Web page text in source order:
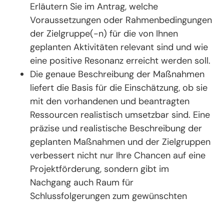
Erläutern Sie im Antrag, welche
Voraussetzungen oder Rahmenbedingungen
der Zielgruppe(-n) für die von Ihnen
geplanten Aktivitäten relevant sind und wie
eine positive Resonanz erreicht werden soll.
Die genaue Beschreibung der Maßnahmen
liefert die Basis für die Einschätzung, ob sie
mit den vorhandenen und beantragten
Ressourcen realistisch umsetzbar sind. Eine
präzise und realistische Beschreibung der
geplanten Maßnahmen und der Zielgruppen
verbessert nicht nur Ihre Chancen auf eine
Projektförderung, sondern gibt im
Nachgang auch Raum für
Schlussfolgerungen zum gewünschten